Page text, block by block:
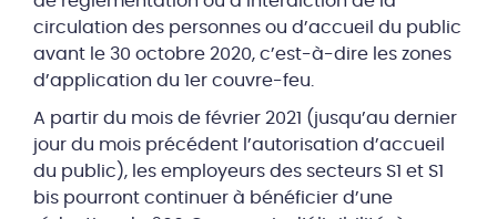
circulation des personnes ou d’accueil du public
avant le 30 octobre 2020, c’est-à-dire les zones
d’application du 1er couvre-feu.
A partir du mois de février 2021 (jusqu’au dernier
jour du mois précédent l’autorisation d’accueil
du public), les employeurs des secteurs S1 et S1
bis pourront continuer à bénéficier d’une